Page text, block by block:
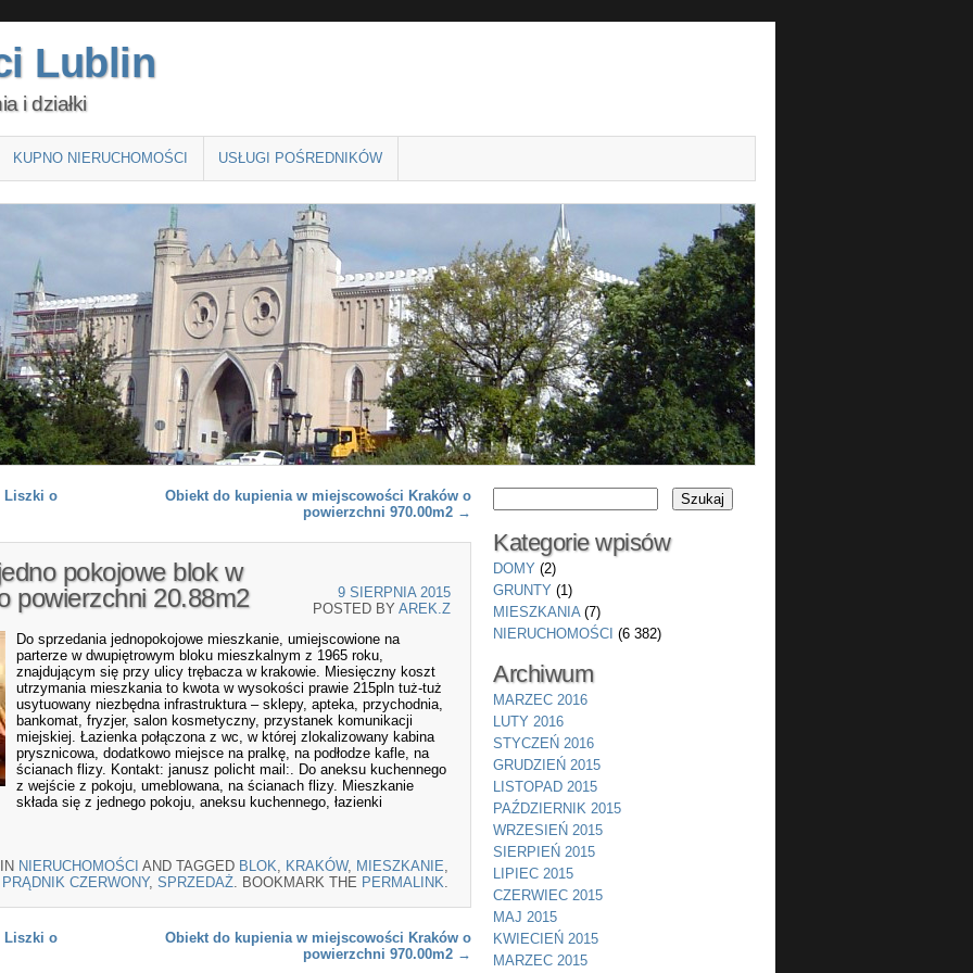
Lublin
i działki
KUPNO NIERUCHOMOŚCI USŁUGI POŚREDNIKÓW
Liszki o
Obiekt do kupienia w miejscowości Kraków o
powierzchni 970.00m2 →
pokojowe blok w
powierzchni 20.88m2
9 SIERPNIA 2015
POSTED BY AREK.Z
Do sprzedania jednopokojowe mieszkanie, umiejscowione na
parterze w dwupiętrowym bloku mieszkalnym z 1965 roku,
znajdującym się przy ulicy trębacza w krakowie. Miesięczny koszt
utrzymania mieszkania to kwota w wysokości prawie 215pln tuż-tuż
usytuowany niezbędna infrastruktura – sklepy, apteka, przychodnia,
bankomat, fryzjer, salon kosmetyczny, przystanek komunikacji
miejskiej. Łazienka połączona z wc, w której zlokalizowany kabina
prysznicowa, dodatkowo miejsce na pralkę, na podłodze kafle, na
ścianach flizy. Kontakt: janusz policht mail:. Do aneksu kuchennego
z wejście z pokoju, umeblowana, na ścianach flizy. Mieszkanie
składa się z jednego pokoju, aneksu kuchennego, łazienki
NIERUCHOMOŚCI AND TAGGED BLOK KRAKÓW, MIESZKANIE
PRĄDNIK CZERWONY, SPRZEDAŻ . BOOKMARK THE PERMALINK
Liszki o
Obiekt do kupienia w miejscowości Kraków o
powierzchni 970.00m2 →
Kategorie wpisów
DOMY (2)
GRUNTY (1)
MIESZKANIA(7)
NIERUCHOMOŚCI (6 382)
Archiwum
MARZEC 2016
LUTY 2016
STYCZEŃ 2016
GRUDZIEŃ 2015
LISTOPAD 2015
PAŹDZIERNIK 2015
WRZESIEŃ 2015
SIERPIEŃ 2015
LIPIEC 2015
CZERWIEC 2015
MAJ 2015
KWIECIEŃ 2015
MARZEC 2015